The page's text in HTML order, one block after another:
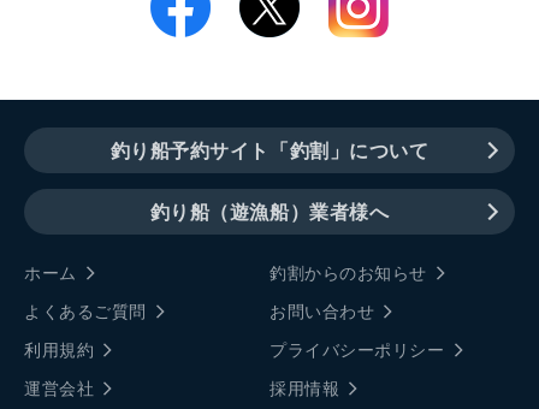
釣り船予約サイト「釣割」について
釣り船（遊漁船）業者様へ
ホーム
釣割からのお知らせ
よくあるご質問
お問い合わせ
利用規約
プライバシーポリシー
運営会社
採用情報